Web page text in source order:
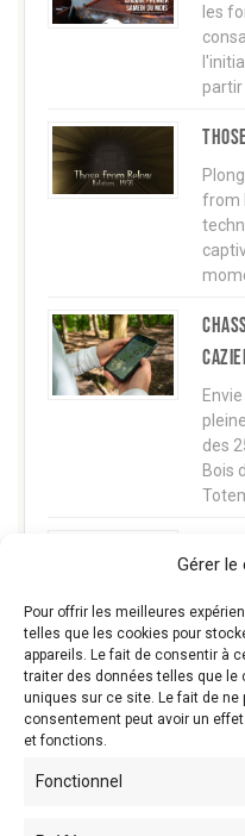
Gérer
Pour offrir les meilleures
telles que les cookies pour
appareils. Le fait de consentir à
traiter des données telles que le
uniques sur ce site. Le fait de
consentement peut avoir un
et fonctions.
Fonctionnel
les
partir
from
des
Bois